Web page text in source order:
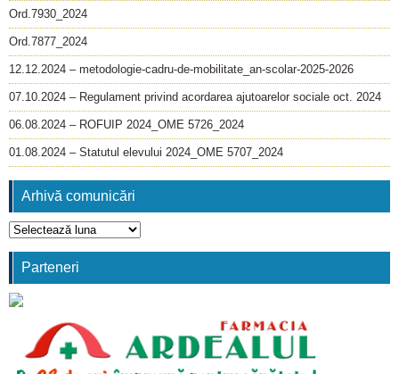
Ord.7930_2024
Ord.7877_2024
12.12.2024 – metodologie-cadru-de-mobilitate_an-scolar-2025-2026
07.10.2024 – Regulament privind acordarea ajutoarelor sociale oct. 2024
06.08.2024 – ROFUIP 2024_OME 5726_2024
01.08.2024 – Statutul elevului 2024_OME 5707_2024
Arhivă comunicări
Arhivă
comunicări
Parteneri